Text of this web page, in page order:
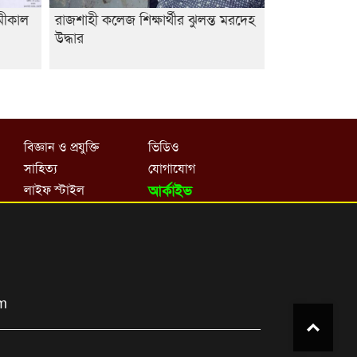
রাজশাহী কলেজ শিক্ষার্থীর ঝুলন্ত মরদেহ
উদ্ধার
বিজ্ঞান ও প্রযুক্তি
সাহিত্য
লাইফ স্টাইল
ভিডিও
যোগাযোগ
আর্কাইভ